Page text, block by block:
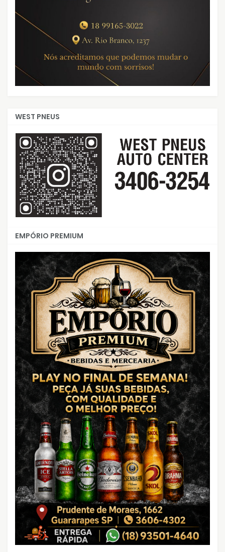
WEST PNEUS
EMPÓRIO PREMIUM